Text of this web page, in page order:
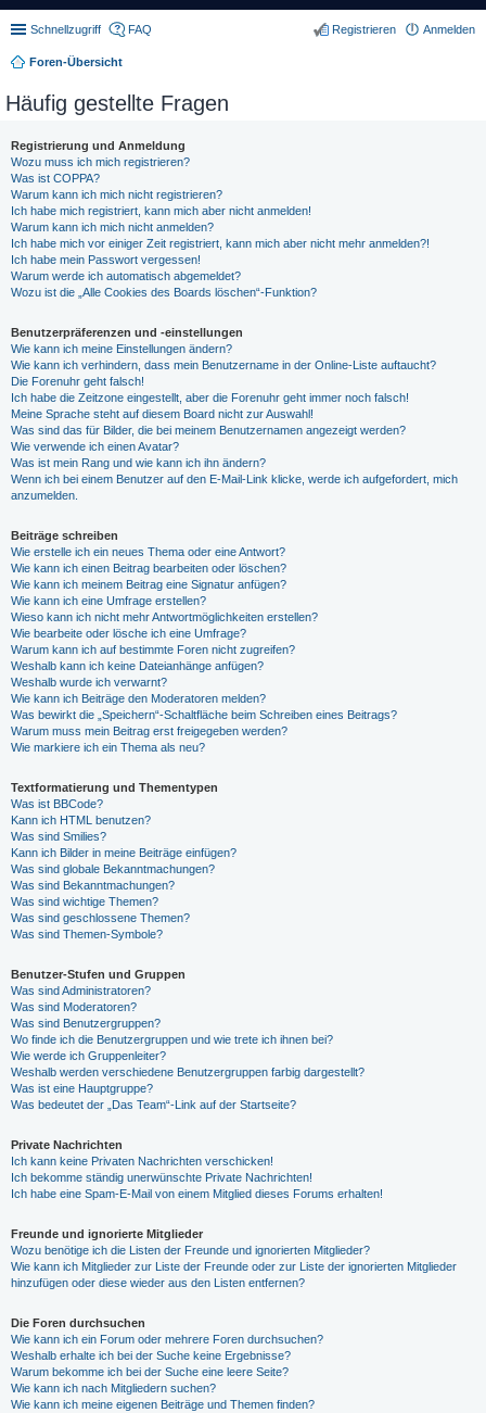
Schnellzugriff FAQ Anmelden
Registrieren
Foren-Übersicht
Häufig gestellte Fragen
Registrierung und Anmeldung
Wozu muss ich mich registrieren?
Was ist COPPA?
Warum kann ich mich nicht registrieren?
Ich habe mich registriert, kann mich aber nicht anmelden!
Warum kann ich mich nicht anmelden?
Ich habe mich vor einiger Zeit registriert, kann mich aber nicht mehr anmelden?!
Ich habe mein Passwort vergessen!
Warum werde ich automatisch abgemeldet?
Wozu ist die „Alle Cookies des Boards löschen“-Funktion?
Benutzerpräferenzen und -einstellungen
Wie kann ich meine Einstellungen ändern?
Wie kann ich verhindern, dass mein Benutzername in der Online-Liste auftaucht?
Die Forenuhr geht falsch!
Ich habe die Zeitzone eingestellt, aber die Forenuhr geht immer noch falsch!
Meine Sprache steht auf diesem Board nicht zur Auswahl!
Was sind das für Bilder, die bei meinem Benutzernamen angezeigt werden?
Wie verwende ich einen Avatar?
Was ist mein Rang und wie kann ich ihn ändern?
Wenn ich bei einem Benutzer auf den E-Mail-Link klicke, werde ich aufgefordert, mich
anzumelden.
Beiträge schreiben
Wie erstelle ich ein neues Thema oder eine Antwort?
Wie kann ich einen Beitrag bearbeiten oder löschen?
Wie kann ich meinem Beitrag eine Signatur anfügen?
Wie kann ich eine Umfrage erstellen?
Wieso kann ich nicht mehr Antwortmöglichkeiten erstellen?
Wie bearbeite oder lösche ich eine Umfrage?
Warum kann ich auf bestimmte Foren nicht zugreifen?
Weshalb kann ich keine Dateianhänge anfügen?
Weshalb wurde ich verwarnt?
Wie kann ich Beiträge den Moderatoren melden?
Was bewirkt die „Speichern“-Schaltfläche beim Schreiben eines Beitrags?
Warum muss mein Beitrag erst freigegeben werden?
Wie markiere ich ein Thema als neu?
Textformatierung und Thementypen
Was ist BBCode?
Kann ich HTML benutzen?
Was sind Smilies?
Kann ich Bilder in meine Beiträge einfügen?
Was sind globale Bekanntmachungen?
Was sind Bekanntmachungen?
Was sind wichtige Themen?
Was sind geschlossene Themen?
Was sind Themen-Symbole?
Benutzer-Stufen und Gruppen
Was sind Administratoren?
Was sind Moderatoren?
Was sind Benutzergruppen?
Wo finde ich die Benutzergruppen und wie trete ich ihnen bei?
Wie werde ich Gruppenleiter?
Weshalb werden verschiedene Benutzergruppen farbig dargestellt?
Was ist eine Hauptgruppe?
Was bedeutet der „Das Team“-Link auf der Startseite?
Private Nachrichten
Ich kann keine Privaten Nachrichten verschicken!
Ich bekomme ständig unerwünschte Private Nachrichten!
Ich habe eine Spam-E-Mail von einem Mitglied dieses Forums erhalten!
Freunde und ignorierte Mitglieder
Wozu benötige ich die Listen der Freunde und ignorierten Mitglieder?
Wie kann ich Mitglieder zur Liste der Freunde oder zur Liste der ignorierten Mitglieder
hinzufügen oder diese wieder aus den Listen entfernen?
Die Foren durchsuchen
Wie kann ich ein Forum oder mehrere Foren durchsuchen?
Weshalb erhalte ich bei der Suche keine Ergebnisse?
Warum bekomme ich bei der Suche eine leere Seite?
Wie kann ich nach Mitgliedern suchen?
Wie kann ich meine eigenen Beiträge und Themen finden?